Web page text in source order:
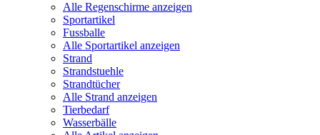
Alle Regenschirme anzeigen
Sportartikel
Fussballe
Alle Sportartikel anzeigen
Strand
Strandstuehle
Strandtücher
Alle Strand anzeigen
Tierbedarf
Wasserbälle